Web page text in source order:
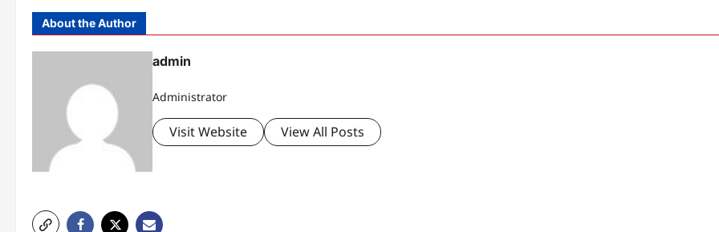
About the Author
admin
Administrator
Visit Website View All Posts